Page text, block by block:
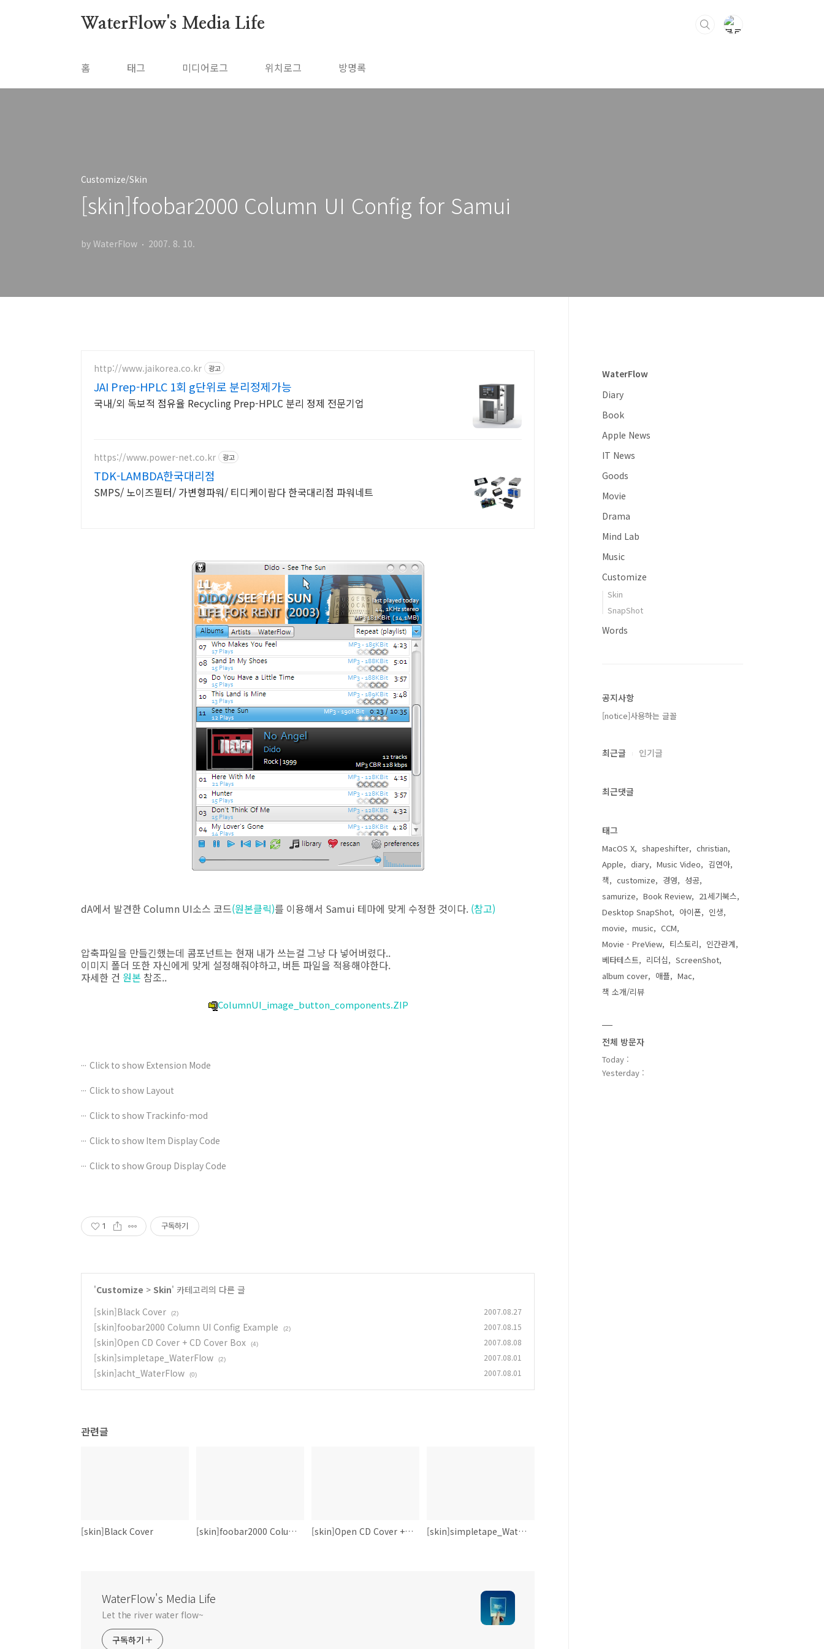
WaterFlow's Media Life
홈 태그 미디어로그 위치로그 방명록
Customize/Skin
[skin]foobar2000 Column UI Config for Samui
by WaterFlow 2007. 8. 10.
http://www.jaikorea.co.kr 광고
JAI Prep-HPLC 1회 g단위로 분리정제가능
국내/외 독보적 점유율 Recycling Prep-HPLC 분리 정제 전문기업
https://www.power-net.co.kr 광고
TDK-LAMBDA한국대리점
SMPS/ 노이즈필터/ 가변형파워/ 티디케이람다 한국대리점 파워네트
dA에서 발견한 Column UI소스 코드(원본클릭)를 이용해서 Samui 테마에 맞게 수정한 것이다. (참고)
압축파일을 만들긴했는데 콤포넌트는 현재 내가 쓰는걸 그냥 다 넣어버렸다..
이미지 폴더 또한 자신에게 맞게 설정해줘야하고, 버튼 파일을 적용해야한다.
자세한 건 원본 참조..
ColumnUI_image_button_components.ZIP
Click to show Extension Mode
Click to show Layout
Click to show Trackinfo-mod
Click to show Item Display Code
Click to show Group Display Code
1 구독하기
'Customize > Skin' 카테고리의 다른 글
[skin]Black Cover
(2) 2007.08.27
[skin]foobar2000 Column UI Config Example (2) 2007.08.15
[skin]Open CD Cover + CD Cover Box (4) 2007.08.08
[skin]simpletape_WaterFlow (2) 2007.08.01
[skin]acht_WaterFlow (0) 2007.08.01
관련글
[skin]Black Cover [skin]foobar2000 Column UI Config Example [skin]Open CD Cover + CD Cover Box [skin]simpletape_WaterFlow
WaterFlow's Media Life
Let the river water flow~
구독하기
WaterFlow
Diary
Book
Apple News
IT News
Goods
Movie
Drama
Mind Lab
Music
Customize
Skin
SnapShot
Words
공지사항
[notice]사용하는 글꼴
최근글 인기글
최근댓글
태그
MacOS X shapeshifter
christian
Apple
diary Music Video
김연아
책
customize 경영
성공
samurize
Book Review
21세기북스
Desktop SnapShot
아이폰
인생
movie
music
CCM
Movie - PreView
티스토리
인간관계
베타테스트
리더십
ScreenShot
album cover
애플
Mac
책 소개/리뷰
전체 방문자
Today :
Yesterday :